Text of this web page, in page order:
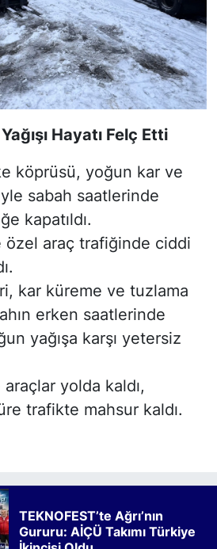
Hayatı Felç Etti
köprüsü, yoğun kar ve
sabah saatlerinde
kapatıldı.
özel araç trafiğinde ciddi
kar küreme ve tuzlama
erken saatlerinde
yağışa karşı yetersiz
yolda kaldı,
trafikte mahsur kaldı.
TEKNOFEST’te Ağrı’nın
Gururu: AİÇÜ Takımı Türkiye